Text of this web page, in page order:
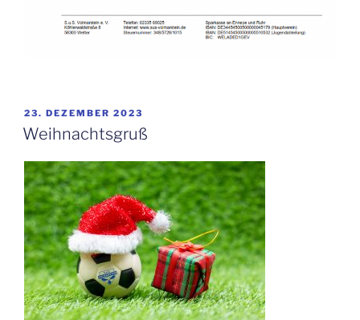
VERÖFFENTLICHT
AM
23. DEZEMBER 2023
Weihnachtsgruß